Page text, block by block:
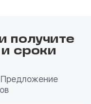
получите
сроки
Предложение